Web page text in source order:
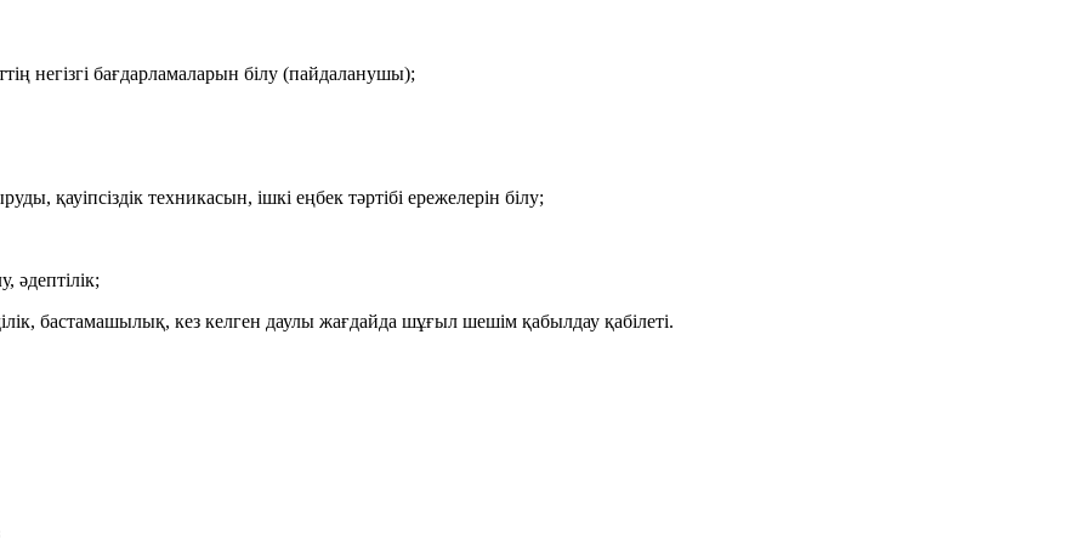
негізгі бағдарламаларын білу (пайдаланушы);
қауіпсіздік техникасын, ішкі еңбек тәртібі ережелерін білу;
әдептілік;
бастамашылық, кез келген даулы жағдайда шұғыл шешім қабылдау қабілеті.